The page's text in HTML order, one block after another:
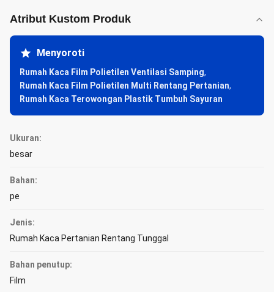
Atribut Kustom Produk
Menyoroti
Rumah Kaca Film Polietilen Ventilasi Samping,
Rumah Kaca Film Polietilen Multi Rentang Pertanian,
Rumah Kaca Terowongan Plastik Tumbuh Sayuran
Ukuran:
besar
Bahan:
pe
Jenis:
Rumah Kaca Pertanian Rentang Tunggal
Bahan penutup:
Film